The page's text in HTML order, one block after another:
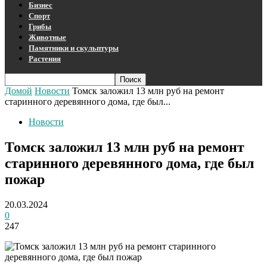
Бизнес
Спорт
Грибы
Животные
Памятники и скульптуры
Растения
Домой Новости Томск заложил 13 млн руб на ремонт
старинного деревянного дома, где был...
Новости
Томск заложил 13 млн руб на ремонт
старинного деревянного дома, где был
пожар
20.03.2024
0
247